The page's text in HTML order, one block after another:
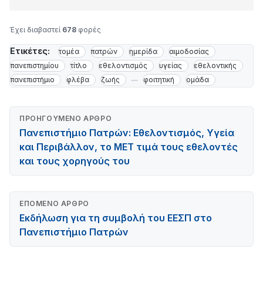
Έχει διαβαστεί 678 φορές
Ετικέτες: τομέα πατρών ημερίδα
αιμοδοσίας
πανεπιστημίου
τίτλο εθελοντισμός υγείας
εθελοντικής
πανεπιστήμιο
φλέβα ζωής φοιτητική ομάδα
ΠΡΟΗΓΟΎΜΕΝΟ ΆΡΘΡΟ
Πανεπιστήμιο Πατρών: Εθελοντισμός, Υγεία
και Περιβάλλον, το ΜΕΤ τιμά τους εθελοντές
και τους χορηγούς του
ΕΠΌΜΕΝΟ ΆΡΘΡΟ
Εκδήλωση για τη συμβολή του ΕΕΣΠ στο
Πανεπιστήμιο Πατρών